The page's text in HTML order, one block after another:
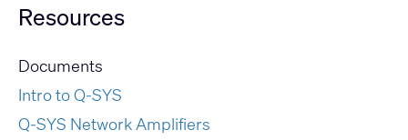
Resources
Documents
Intro to Q-SYS
Q-SYS Network Amplifiers